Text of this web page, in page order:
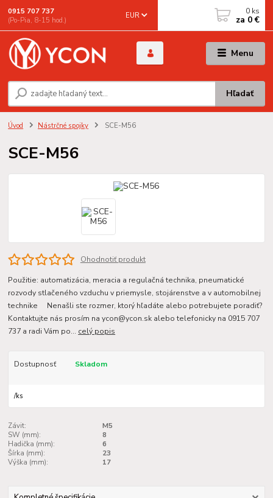
Menu
EUR
Hľadať
0915 707 737
(Po-Pia, 8-15 hod.)
0 ks
za 0 €
Úvod Nástrčné spojky SCE-M56
SCE-M56
Ohodnotiť produkt
Použitie: automatizácia, meracia a regulačná technika, pneumatické
rozvody stlačeného vzduchu v priemysle, stojárenstve a v automobilnej
technike Nenašli ste rozmer, ktorý hľadáte alebo potrebujete poradiť?
Kontaktujte nás prosím na ycon@ycon.sk alebo telefonicky na 0915 707
737 a radi Vám po... celý popis
Dostupnosť Skladom
/ks
Závit:
M5
SW (mm):
8
Hadička (mm):
6
Šírka (mm):
23
Výška (mm):
17